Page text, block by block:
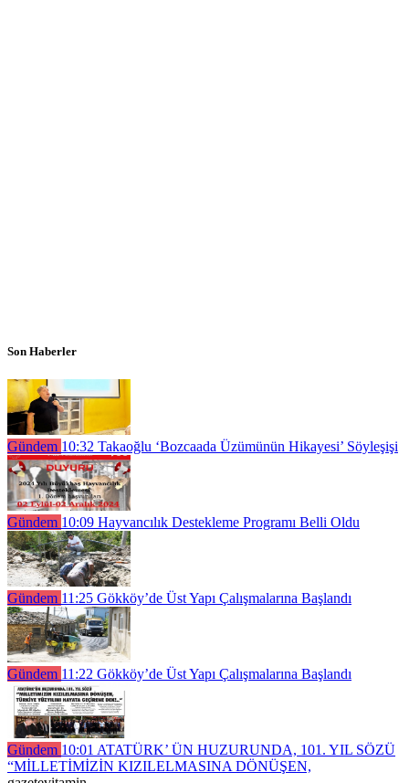
Son Haberler
Gündem 10:32 Takaoğlu ‘Bozcaada Üzümünün Hikayesi’ Söyleşişi
Gündem 10:09 Hayvancılık Destekleme Programı Belli Oldu
Gündem 11:25 Gökköy’de Üst Yapı Çalışmalarına Başlandı
Gündem 11:22 Gökköy’de Üst Yapı Çalışmalarına Başlandı
Gündem 10:01 ATATÜRK’ ÜN HUZURUNDA, 101. YIL SÖZÜ
“MİLLETİMİZİN KIZILELMASINA DÖNÜŞEN,